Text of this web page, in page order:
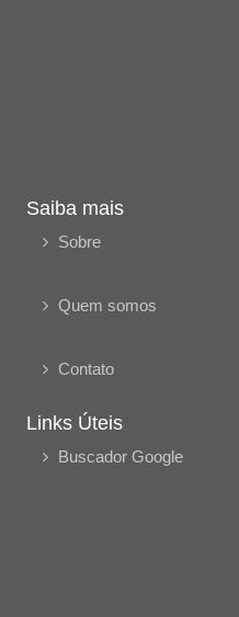
Saiba mais
Sobre
Quem somos
Contato
Links Úteis
Buscador Google